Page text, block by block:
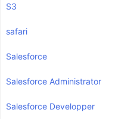
S3
safari
Salesforce
Salesforce Administrator
Salesforce Developper